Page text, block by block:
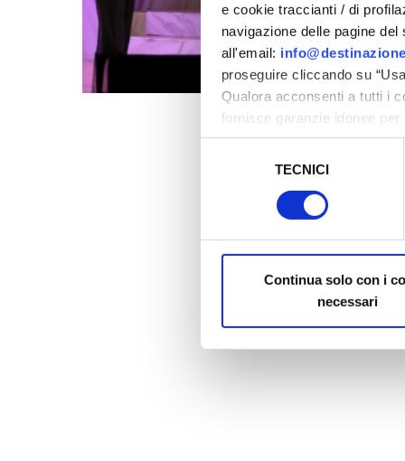
e cookie traccianti / di
navigazione delle pagine
all'email:
proseguire cliccando su
Qualora acconsenti a tutti i
fornisce garanzie idonee
sicurezza a Tutela dei
TECNICI
Continua solo con i
necessari